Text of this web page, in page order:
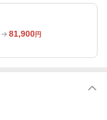
81,900円